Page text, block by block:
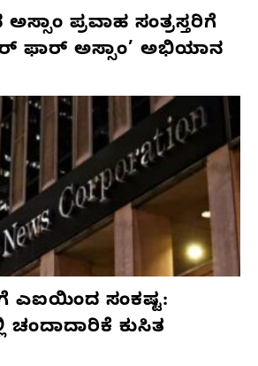
ಪ್ರವಾಹ ಸಂತ್ರಸ್ತರಿಗೆ
ಫಾರ್ ಅಸ್ಸಾಂ’ ಅಭಿಯಾನ
ಎಐಯಿಂದ ಸಂಕಷ್ಟ:
ಚಂದಾದಾರಿಕೆ ಕುಸಿತ